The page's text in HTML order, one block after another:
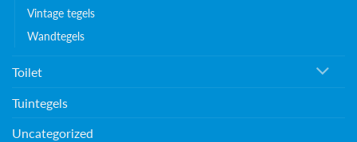
Vintage tegels
Wandtegels
Toilet
Tuintegels
Uncategorized